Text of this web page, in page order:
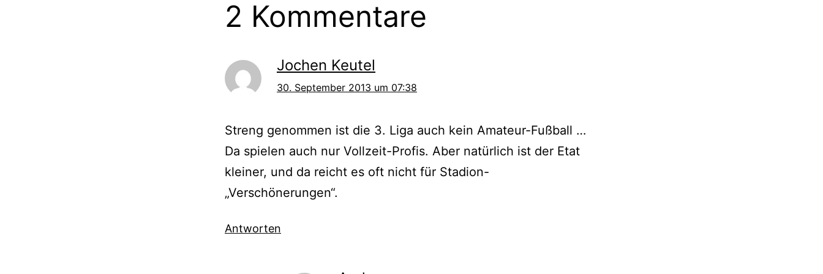
2 Kommentare
Jochen Keutel
30. September 2013 um 07:38
Streng genommen ist die 3. Liga auch kein Amateur-Fußball …
Da spielen auch nur Vollzeit-Profis. Aber natürlich ist der Etat
kleiner, und da reicht es oft nicht für Stadion-
„Verschönerungen“.
Antworten